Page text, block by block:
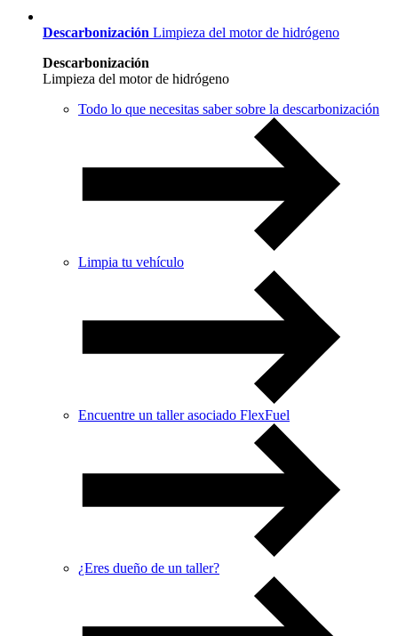
Descarbonización Limpieza del motor de hidrógeno
Descarbonización
Limpieza del motor de hidrógeno
Todo lo que necesitas saber sobre la descarbonización
Limpia tu vehículo
Encuentre un taller asociado FlexFuel
¿Eres dueño de un taller?